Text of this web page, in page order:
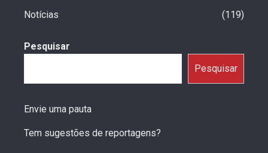
Notícias
119
Pesquisar
Pesquisar
Envie uma pauta
Tem sugestões de reportagens?